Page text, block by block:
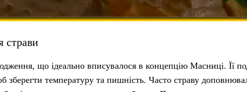
страви
що ідеально вписувалося в концепцію Масниці. Її
зберегти температуру та пишність. Часто страву